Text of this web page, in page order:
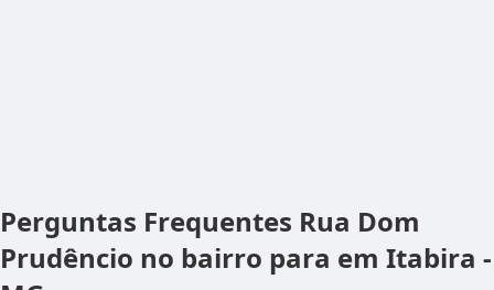
Perguntas Frequentes Rua Dom
Prudêncio no bairro para em Itabira -